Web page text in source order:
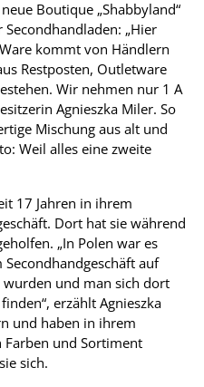
Boutique „Shabbyland“
„Hier
kommt von Händlern
Restposten, Outletware
Wir nehmen nur 1 A
Agnieszka Miler. So
Mischung aus alt und
Weil alles eine zweite
17 Jahren in ihrem
Dort hat sie während
„In Polen war es
auf
und man sich dort
erzählt Agnieszka
und haben in ihrem
Farben und Sortiment
sich.